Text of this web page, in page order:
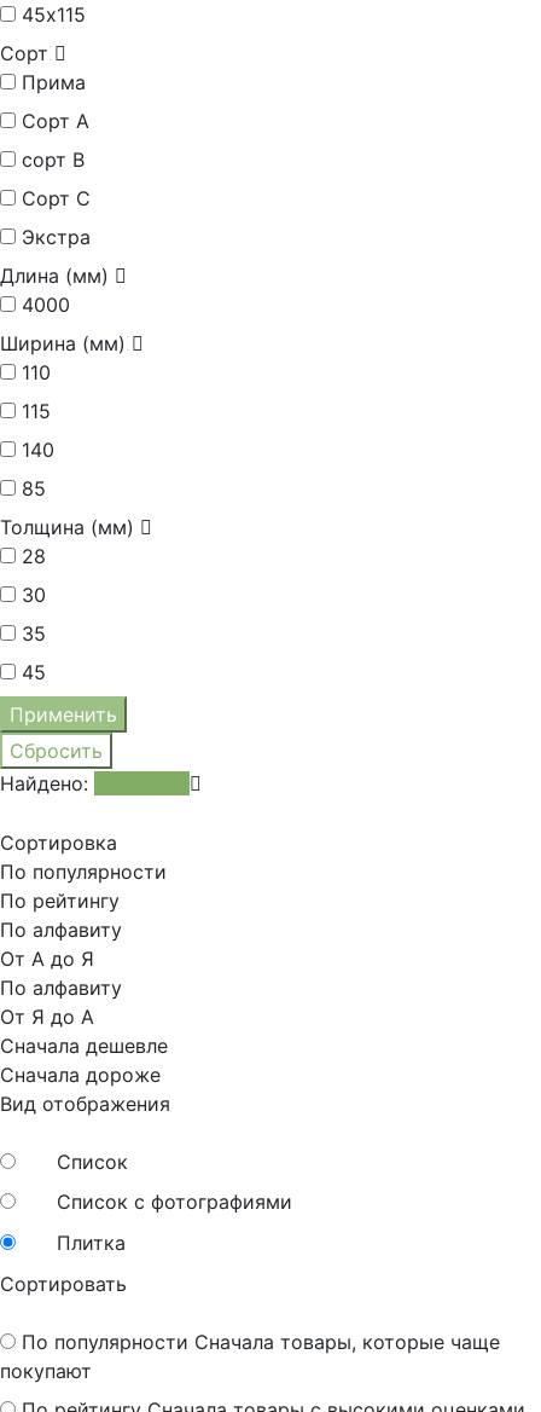
45х115
Сорт
Прима
Сорт А
сорт В
Сорт С
Экстра
Длина (мм)
4000
Ширина (мм)
110
115
140
85
Толщина (мм)
28
30
35
45
Найдено:
Сортировка
По популярности
По рейтингу
По алфавиту
От А до Я
По алфавиту
От Я до А
Сначала дешевле
Сначала дороже
Вид отображения
Список
Список с фотографиями
Плитка
Сортировать
По популярности Сначала товары, которые чаще
покупают